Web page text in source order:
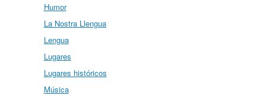
Humor
La Nostra Llengua
Lengua
Lugares
Lugares históricos
Música